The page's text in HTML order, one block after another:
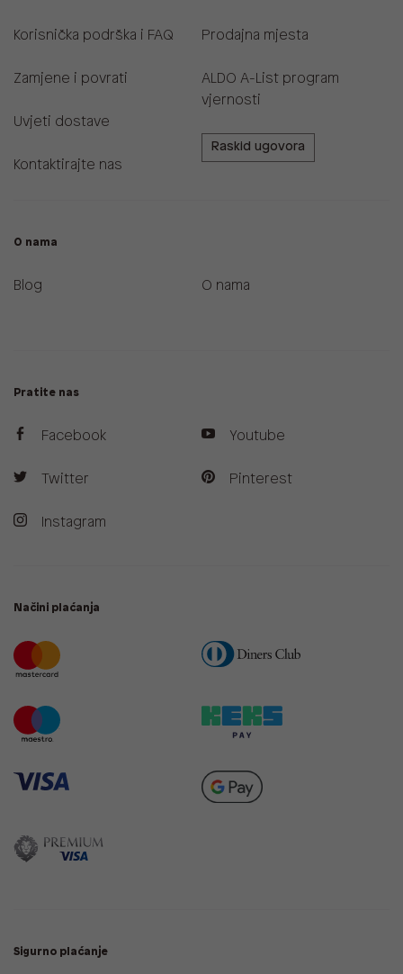
Korisnička podrška i FAQ
Zamjene i povrati
Uvjeti dostave
Kontaktirajte nas
Prodajna mjesta
ALDO A-List program
vjernosti
Raskid ugovora
O nama
Blog O nama
Pratite nas
Facebook
Twitter
Instagram
Youtube
Pinterest
Načini plaćanja
Sigurno plaćanje